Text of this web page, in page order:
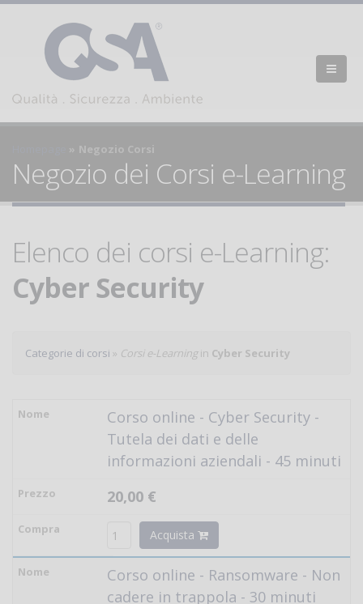
Negozio Corsi
Negozio dei Corsi e-Learning
Elenco dei corsi e-Learning:
Cyber Security
Categorie di corsi » Corsi e-Learningin Cyber Security
Corso online - Cyber Security -
Tutela dei dati e delle
informazioni aziendali - 45 minuti
20,00 €
Acquista
Corso online - Ransomware - Non
cadere in trappola - 30 minuti